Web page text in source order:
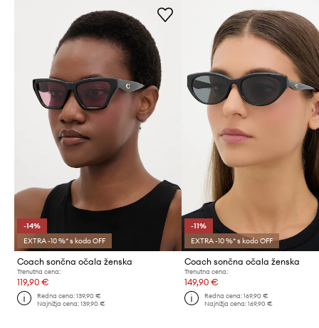
-14%
EXTRA -10 %* s kodo OFF
Coach sončna očala ženska
Trenutna cena:
119,90 €
Redna cena:139,90 €
Najnižja cena:139,90 €
-11%
EXTRA -10 %* s kodo OFF
Coach sončna očala ženska
Trenutna cena:
149,90 €
Redna cena: 169,90 €
Najnižja cena: 169,90 €